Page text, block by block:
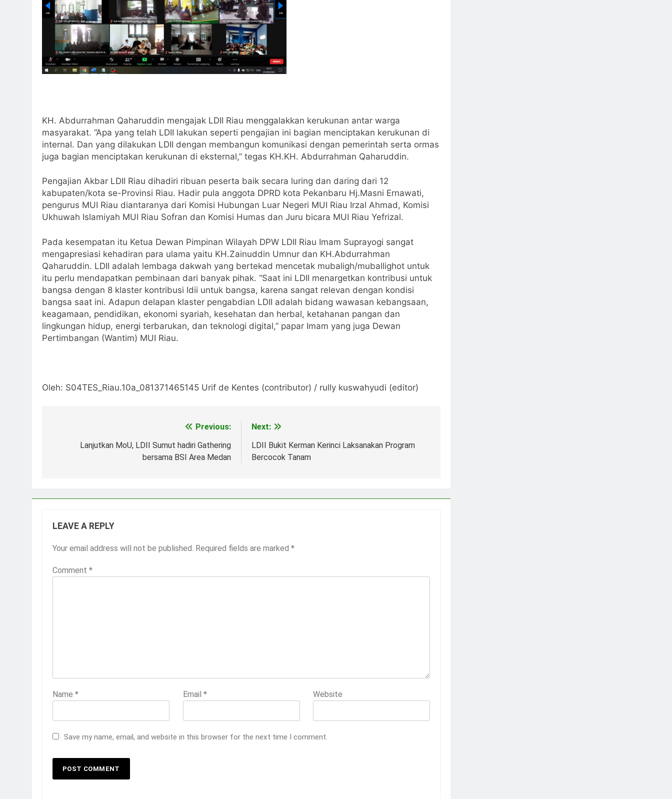
KH. Abdurrahman Qaharuddin mengajak LDII Riau menggalakkan kerukunan antar warga
masyarakat. “Apa yang telah LDII lakukan seperti pengajian ini bagian menciptakan kerukunan di
internal. Dan yang dilakukan LDII dengan membangun komunikasi dengan pemerintah serta ormas
juga bagian menciptakan kerukunan di eksternal,” tegas KH.KH. Abdurrahman Qaharuddin.
Pengajian Akbar LDII Riau dihadiri ribuan peserta baik secara luring dan daring dari 12
kabupaten/kota se-Provinsi Riau. Hadir pula anggota DPRD kota Pekanbaru Hj.Masni Ernawati,
pengurus MUI Riau diantaranya dari Komisi Hubungan Luar Negeri MUI Riau Irzal Ahmad, Komisi
Ukhuwah Islamiyah MUI Riau Sofran dan Komisi Humas dan Juru bicara MUI Riau Yefrizal.
Pada kesempatan itu Ketua Dewan Pimpinan Wilayah DPW LDII Riau Imam Suprayogi sangat
mengapresiasi kehadiran para ulama yaitu KH.Zainuddin Umnur dan KH.Abdurrahman
Qaharuddin. LDII adalah lembaga dakwah yang bertekad mencetak mubaligh/muballighot untuk
itu perlu mendapatkan pembinaan dari banyak pihak. “Saat ini LDII menargetkan kontribusi untuk
bangsa dengan 8 klaster kontribusi ldii untuk bangsa, karena sangat relevan dengan kondisi
bangsa saat ini. Adapun delapan klaster pengabdian LDII adalah bidang wawasan kebangsaan,
keagamaan, pendidikan, ekonomi syariah, kesehatan dan herbal, ketahanan pangan dan
lingkungan hidup, energi terbarukan, dan teknologi digital,” papar Imam yang juga Dewan
Pertimbangan (Wantim) MUI Riau.
Oleh: S04TES_Riau.10a_081371465145 Urif de Kentes (contributor) / rully kuswahyudi (editor)
navigation
Previous:
Lanjutkan MoU, LDII Sumut hadiri Gathering
bersama BSI Area Medan
Next:
LDII Bukit Kerman Kerinci Laksanakan Program
Bercocok Tanam
LEAVE A REPLY
Your email address will not be published. Required fields are marked *
Comment *
Name * Email * Website
Save my name, email, and website in this browser for the next time I comment.